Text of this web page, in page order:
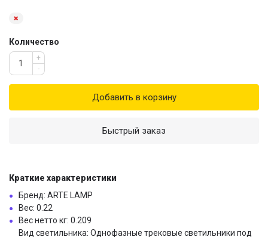
Количество
+
-
Добавить в корзину
Быстрый заказ
Краткие характеристики
Бренд: ARTE LAMP
Вес: 0.22
Вес нетто кг: 0.209
Вид светильника: Однофазные трековые светильники под